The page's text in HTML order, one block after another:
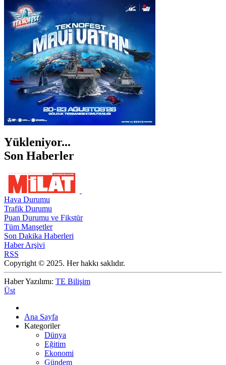
İSTANBUL
İZMİR
ŞANLIURFA
ŞIRNAK
Yükleniyor...
Son Haberler
Hava Durumu
Trafik Durumu
Puan Durumu ve Fikstür
Tüm Manşetler
Son Dakika Haberleri
Haber Arşivi
RSS
Copyright © 2025. Her hakkı saklıdır.
Haber Yazılımı: TE Bilişim
Üst
Ana Sayfa
Kategoriler
Dünya
Eğitim
Ekonomi
Gündem